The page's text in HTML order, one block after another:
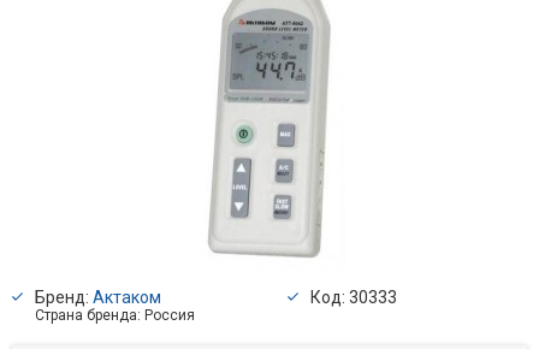
Бренд: Актаком
Страна бренда: Россия
Код: 30333